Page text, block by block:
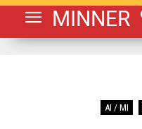
MINNER
AI / MI